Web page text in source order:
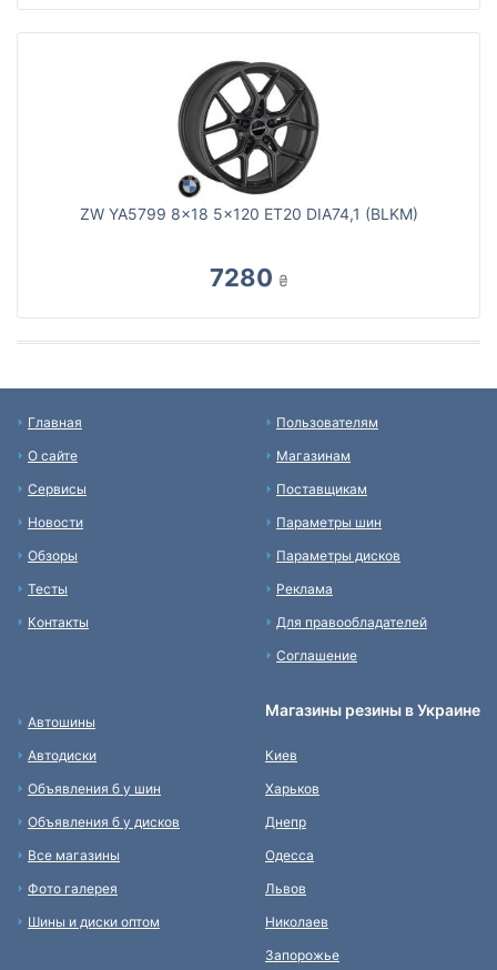
ZW YA5799 8x18 5x120 ET20 DIA74,1 (BLKM)
7280 ₴
Главная
О сайте
Сервисы
Новости
Обзоры
Тесты
Контакты
Пользователям
Магазинам
Поставщикам
Параметры шин
Параметры дисков
Реклама
Для правообладателей
Соглашение
Автошины
Автодиски
Объявления б у шин
Объявления б у дисков
Все магазины
Фото галерея
Шины и диски оптом
Магазины резины в Украине
Киев
Харьков
Днепр
Одесса
Львов
Николаев
Запорожье